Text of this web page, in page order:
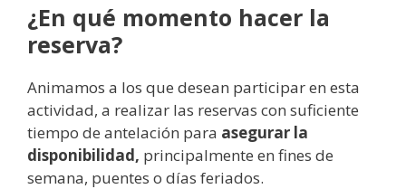
¿En qué momento hacer la
reserva?
Animamos a los que desean participar en esta
actividad, a realizar las reservas con suficiente
tiempo de antelación para asegurar la
disponibilidad, principalmente en fines de
semana, puentes o días feriados.